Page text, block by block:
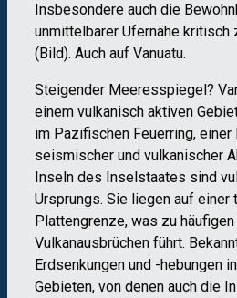
Insbesondere auch die
unmittelbarer Ufernähe kritisch
(Bild). Auch auf Vanuatu.
Steigender Meeresspiegel?
einem vulkanisch aktiven
im Pazifischen Feuerring, einer
seismischer und vulkanischer
Inseln des Inselstaates sind
Ursprungs. Sie liegen auf einer
Plattengrenze, was zu häufigen
Vulkanausbrüchen führt.
Erdsenkungen und -hebungen
Gebieten, von denen auch die